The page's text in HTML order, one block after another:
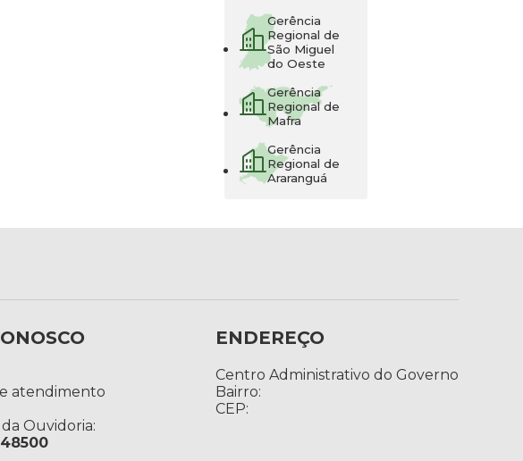
Gerência
Regional de
São Miguel
do Oeste
Gerência
Regional de
Mafra
Gerência
Regional de
Araranguá
atendimento
Ouvidoria:
ENDEREÇO
Centro Administrativo do Governo
Bairro:
CEP: